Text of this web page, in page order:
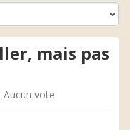
mais pas
Aucun vote